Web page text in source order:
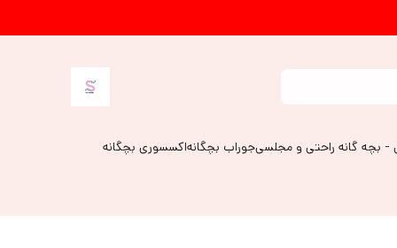
- بچه گانه راحتی و مجلسیجوراب بچگانهاکسسوری بچگانه